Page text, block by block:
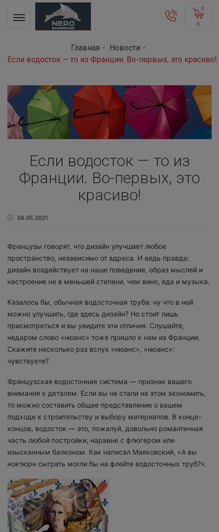
0
0
Главная
Новости
Если водосток — то из Франции. Во-первых, это красиво!
Если водосток — то из
Франции. Во-первых, это
красиво!
04.05.2021
Французы говорят, что дизайн улучшает любое
пространство, независимо от адреса. И ведь правда:
дизайн воздействует на наше поведение, образ мыслей и
настроение не в меньшей степени, чем вино, еда и музыка.
Казалось бы, обычная водосточная труба: ну что в ней
можно улучшить, где здесь дизайн? Но стоит лишь
присмотреться и вы увидите эти отличия. Слушайте,
недаром слово «нюанс» тоже пришло к нам из Франции.
Скажите несколько раз вслух «нюанс», «нюанс»:
чувствуете?
Французская водосточная система — признак вашего
внимания к деталям. Если вы не стали на этом экономить,
то можно составить общее представление о вашем
подходе к строительству и выбору материалов. В конце-
концов, водосток — это, пожалуй, довольно романтичная
часть любой постройки, наравне с флюгером или
изысканным балконом. Как написал Маяковский, «А вы
ноктюрн сыграть могли бы на флейте водосточных труб?».